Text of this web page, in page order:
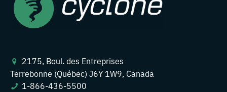
2175, Boul. des Entreprises
Terrebonne (Québec) J6Y 1W9, Canada
1-866-436-5500